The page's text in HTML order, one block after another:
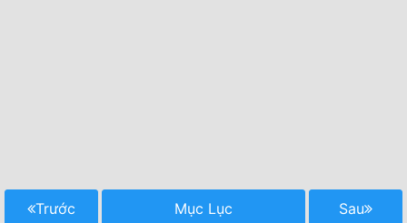
Trước Mục Lục Sau